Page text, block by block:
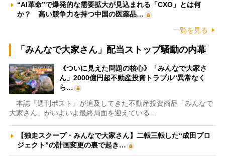
“AI革命”で爆発的な需要拡大が見込まれる「CXO」とは何
か？ 高い競争力を持つ中国の医薬品…
一覧を見る
「みんなで大家さん」配当ストップ騒動の内幕
《ついに見えた問題の核心》「みんなで大家さ
ん」2000億円超不動産投資トラブル“異常なく
ら…
本誌『週刊ポスト』が追及してきた不動産投資商品「みんなで
大家さん」がいよいよ最終局面を迎えている…
【独走スクープ・みんなで大家さん】二転三転した“成田プロ
ジェクト”の計画変更の裏で起き…